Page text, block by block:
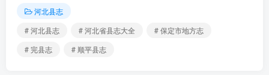
河北县志
# 河北县志
# 河北省县志大全
# 保定市地方志
# 完县志
# 顺平县志